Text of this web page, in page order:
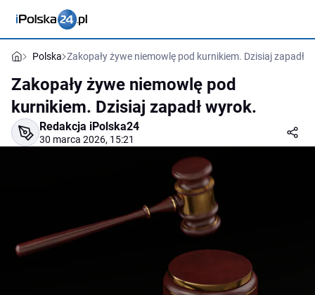
Polska Zakopały żywe niemowlę pod kurnikiem. Dzisiaj zapadł
Zakopały żywe niemowlę pod
kurnikiem. Dzisiaj zapadł wyrok.
Redakcja iPolska24
30 marca 2026, 15:21